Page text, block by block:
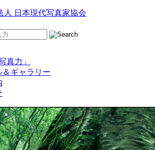
真力」
＆ギャラリー